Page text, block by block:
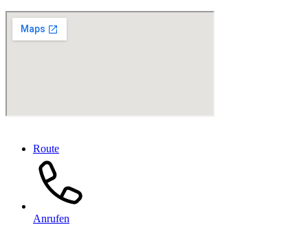
Route
Anrufen